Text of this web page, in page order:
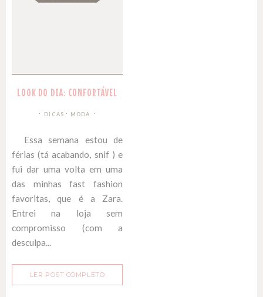
LOOK DO DIA: CONFORTÁVEL
DICAS ∙ MODA
Essa semana estou de
férias (tá acabando, snif ) e
fui dar uma volta em uma
das minhas fast fashion
favoritas, que é a Zara.
Entrei na loja sem
compromisso (com a
desculpa...
LER POST COMPLETO